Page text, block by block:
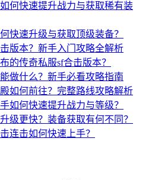
何快速提升战力与获取稀有装
快速升级与获取顶级装备？
版本？新手入门攻略全解析
的传奇私服sf合击版本？
做什么？新手必看攻略指南
如何前往？完整路线攻略解析
如何快速提升战力与等级？
级更快？装备获取有何不同？
连击如何快速上手？